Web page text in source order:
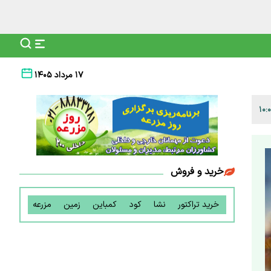
۱۷ مرداد ۱۴۰۵
خرید و فروش
خرید تراکتور نشا کود کمباین زمین مزرعه